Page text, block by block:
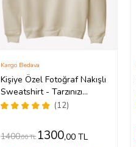
Kişiye Özel Fotoğraf Nakışlı
Sweatshirt - Tarzınızı
Özelleştirin! (Krem)
(12)
Kargo Bedava
1400,00 TL 1300,00 TL